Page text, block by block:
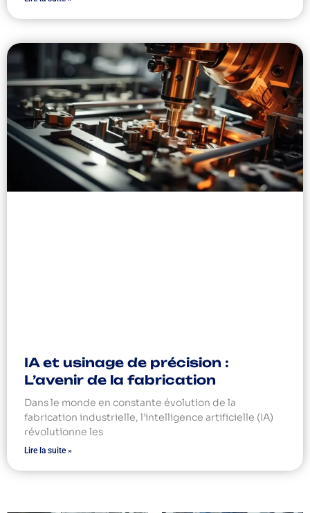
IA et usinage de précision :
L’avenir de la fabrication
Dans le monde en constante évolution de la
fabrication industrielle, l’intelligence artificielle (IA)
révolutionne les
Lire la suite »